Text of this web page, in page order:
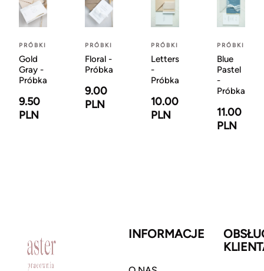
PRÓBKI
Gold
Gray -
Próbka
9.50
PLN
PRÓBKI
Floral -
Próbka
9.00
PLN
PRÓBKI
Letters
-
Próbka
10.00
PLN
PRÓBKI
Blue
Pastel
-
Próbka
11.00
PLN
INFORMACJE